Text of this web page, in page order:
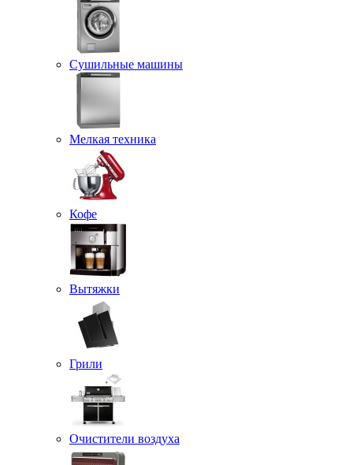
Сушильные машины
Мелкая техника
Кофе
Вытяжки
Грили
Очистители воздуха